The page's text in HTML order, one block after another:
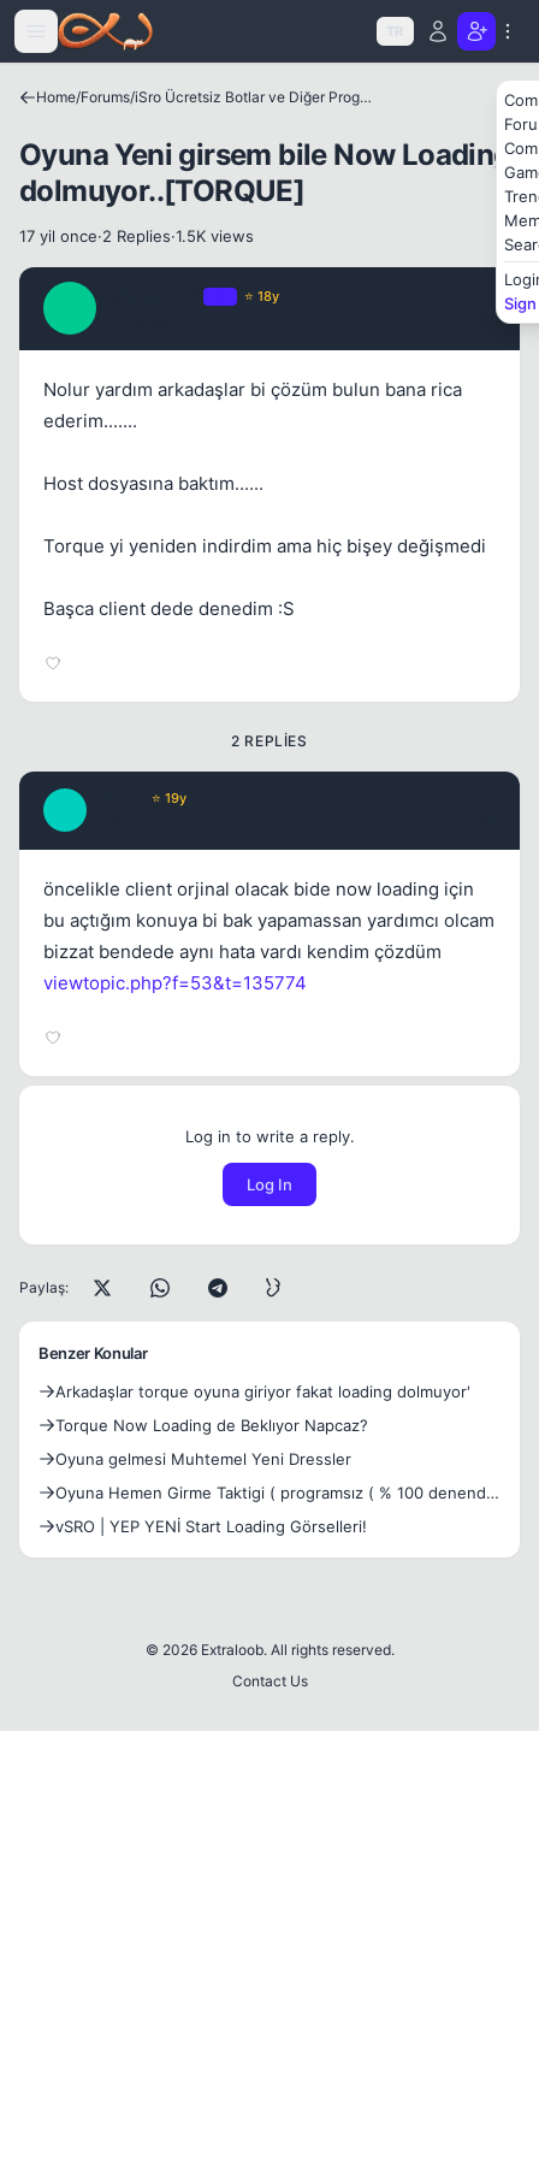
Icerige atla
TR
Home/Forums/ iSro Ücretsiz Botlar ve Diğer Programlar
Oyuna Yeni girsem bile Now Loading
dolmuyor..[TORQUE]
17 yil once·2 Replies·1.5K views
⭐ 18y
Nolur yardım arkadaşlar bi çözüm bulun bana rica
ederim.......
Host dosyasına baktım......
Torque yi yeniden indirdim ama hiç bişey değişmedi
Başca client dede denedim :S
2 REPLIES
⭐ 19y
öncelikle client orjinal olacak bide now loading için
bu açtığım konuya bi bak yapamassan yardımcı olcam
bizzat bendede aynı hata vardı kendim çözdüm
viewtopic.php?f=53&t=135774
Kapat
Log in to write a reply.
Log In
Paylaş:
Benzer Konular
Arkadaşlar torque oyuna giriyor fakat loading dolmuyor'
Torque Now Loading de Beklıyor Napcaz?
Oyuna gelmesi Muhtemel Yeni Dressler
Oyuna Hemen Girme Taktigi ( programsız ( % 100 denendi
yeni
vSRO | YEP YENİ Start Loading Görselleri!
© 2026 Extraloob. All rights reserved.
Contact Us